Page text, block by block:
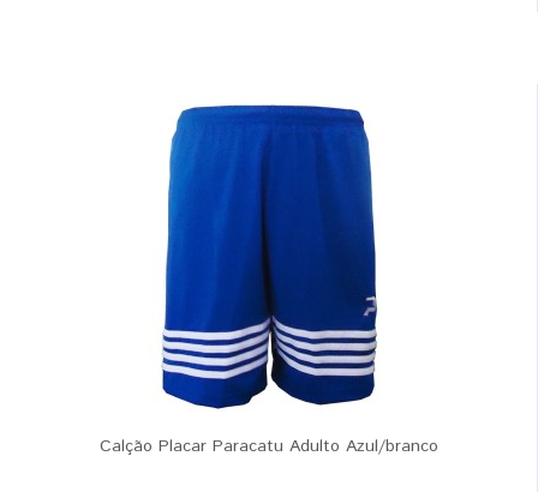
Calção Placar Paracatu Adulto Azul/branco